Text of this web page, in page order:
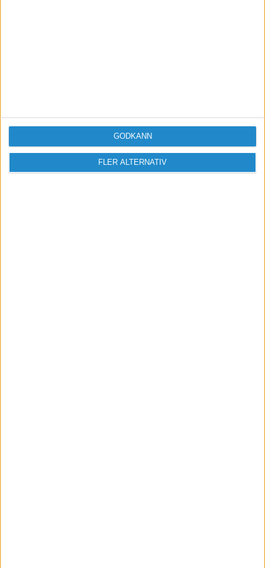
FLER ALTERNATIV
GODKÄNN
inlägg och delta i diskussioner.
Logga in / Registrera